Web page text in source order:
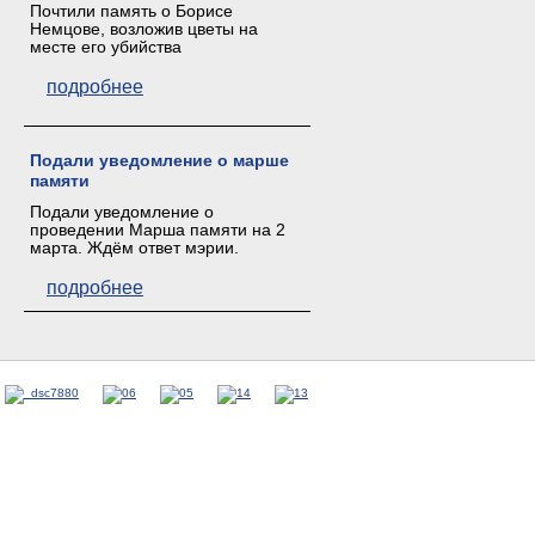
Почтили память о Борисе
Немцове, возложив цветы на
месте его убийства
подробнее
Подали уведомление о марше
памяти
Подали уведомление о
проведении Марша памяти на 2
марта. Ждём ответ мэрии.
подробнее